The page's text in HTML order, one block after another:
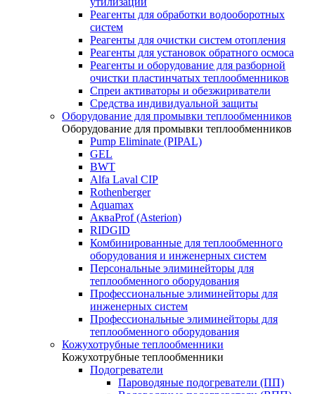
Реагенты для обработки водооборотных
систем
Реагенты для очистки систем отопления
Реагенты для установок обратного осмоса
Реагенты и оборудование для разборной
очистки пластинчатых теплообменников
Спреи активаторы и обезжириватели
Средства индивидуальной защиты
Оборудование для промывки теплообменников
Оборудование для промывки теплообменников
Pump Eliminate (PIPAL)
GEL
BWT
Alfa Laval CIP
Rothenberger
Aquamax
АкваProf (Asterion)
RIDGID
Комбинированные для теплообменного
оборудования и инженерных систем
Персональные элиминейторы для
теплообменного оборудования
Профессиональные элиминейторы для
инженерных систем
Профессиональные элиминейторы для
теплообменного оборудования
Кожухотрубные теплообменники
Кожухотрубные теплообменники
Подогреватели
Пароводяные подогреватели (ПП)